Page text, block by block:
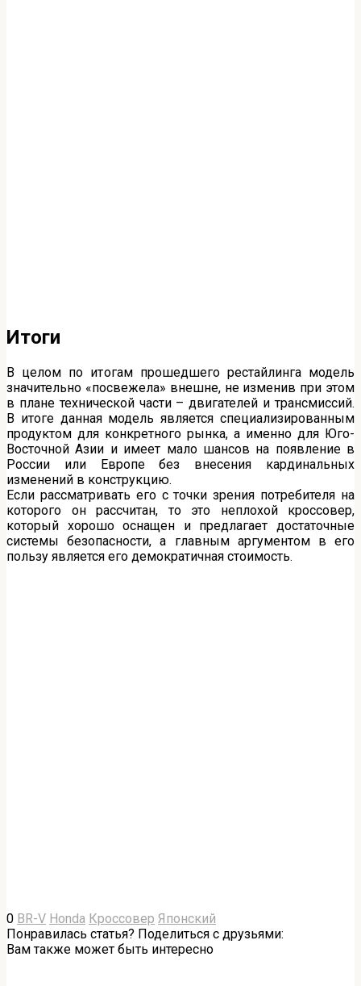
Итоги
В целом по итогам прошедшего рестайлинга модель
значительно «посвежела» внешне, не изменив при этом
в плане технической части – двигателей и трансмиссий.
В итоге данная модель является специализированным
продуктом для конкретного рынка, а именно для Юго-
Восточной Азии и имеет мало шансов на появление в
России или Европе без внесения кардинальных
изменений в конструкцию.
Если рассматривать его с точки зрения потребителя на
которого он рассчитан, то это неплохой кроссовер,
который хорошо оснащен и предлагает достаточные
системы безопасности, а главным аргументом в его
пользу является его демократичная стоимость.
0 BR-V Honda Кроссовер Японский
Понравилась статья? Поделиться с друзьями:
Вам также может быть интересно